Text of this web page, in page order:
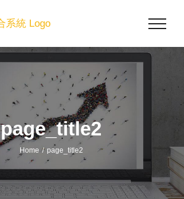
page_title2
Home page_title2